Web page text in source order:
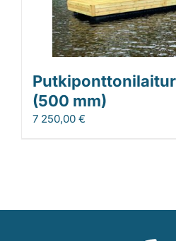
(500 mm)
7 250,00 €